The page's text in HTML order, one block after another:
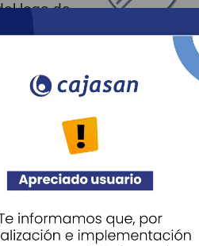
logo de
Personas
Agéndate
Educación Cultura